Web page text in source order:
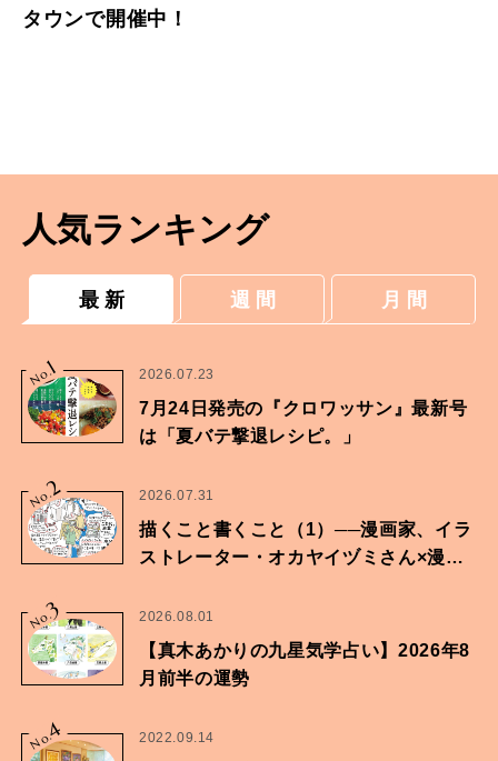
タウンで開催中！
人気ランキング
最 新 週 間 月 間
No.
1 2026.07.23
7月24日発売の『クロワッサン』最新号
は「夏バテ撃退レシピ。」
No.2 2026.07.31
描くこと書くこと（1）──漫画家、イラ
ストレーター・オカヤイヅミさん×漫画
No.
3 2026.08.01
【真木あかりの九星気学占い】2026年8
月前半の運勢
No.
4 2022.09.14